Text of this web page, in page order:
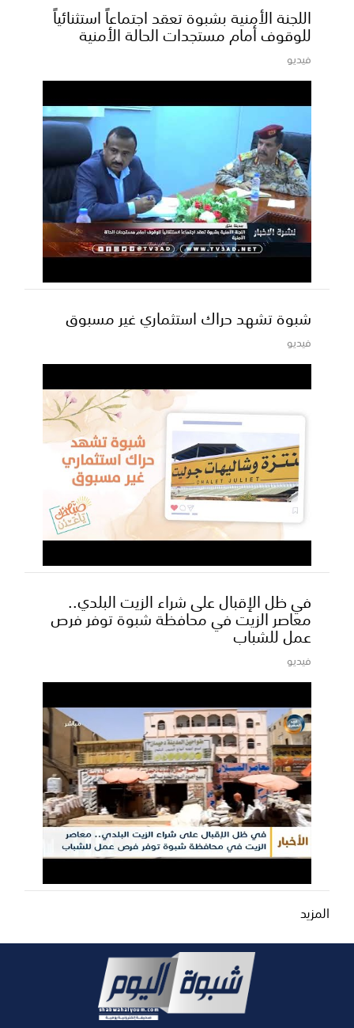
اللجنة الأمنية بشبوة تعقد اجتماعاً استثنائياً
للوقوف أمام مستجدات الحالة الأمنية
فيديو
شبوة تشهد حراك استثماري غير مسبوق
فيديو
في ظل الإقبال على شراء الزيت البلدي..
معاصر الزيت في محافظة شبوة توفر فرص
عمل للشباب
فيديو
المزيد